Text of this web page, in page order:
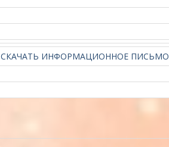
СКАЧАТЬ ИНФОРМАЦИОННОЕ ПИСЬМО